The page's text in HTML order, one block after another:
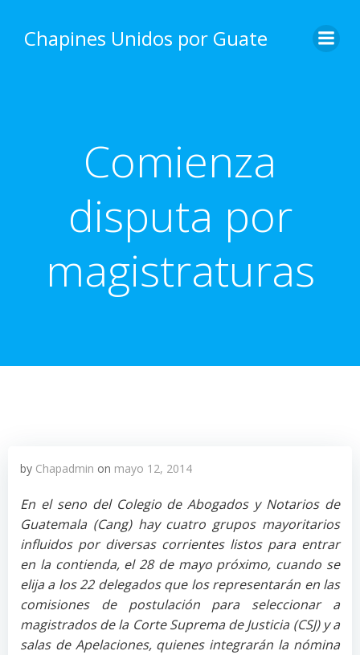
content
Chapines Unidos por Guate
Comienza
disputa por
magistraturas
by Chapadmin on mayo 12, 2014
En el seno del Colegio de Abogados y Notarios de
Guatemala (Cang) hay cuatro grupos mayoritarios
influidos por diversas corrientes listos para entrar
en la contienda, el 28 de mayo próximo, cuando se
elija a los 22 delegados que los representarán en las
comisiones de postulación para seleccionar a
magistrados de la Corte Suprema de Justicia (CSJ) y a
salas de Apelaciones, quienes integrarán la nómina